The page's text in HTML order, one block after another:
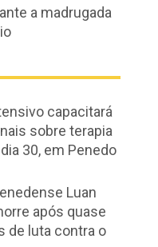
a madrugada
capacitará
sobre terapia
30, em Penedo
Luan
após quase
de luta contra o